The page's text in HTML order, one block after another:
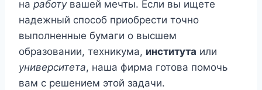
на работувашей мечты. Если вы ищете
надежный способ приобрести точно
выполненные бумаги о высшем
образовании, техникума, института или
университета, наша фирма готова помочь
вам с решением этой задачи.